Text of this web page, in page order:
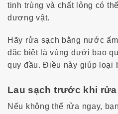
tinh trùng và chất lỏng có
dương vật.
Hãy rửa sạch bằng nước
đặc biệt là vùng dưới bao
quy đầu. Điều này giúp loại
Lau sạch trước khi rửa
Nếu không thể rửa ngay,